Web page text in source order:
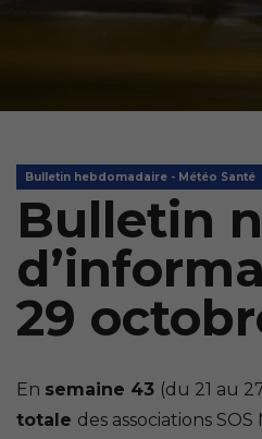
Bulletin hebdomadaire - Météo Santé
Bulletin
29
En semaine 43 (du 21 au
totale des associations